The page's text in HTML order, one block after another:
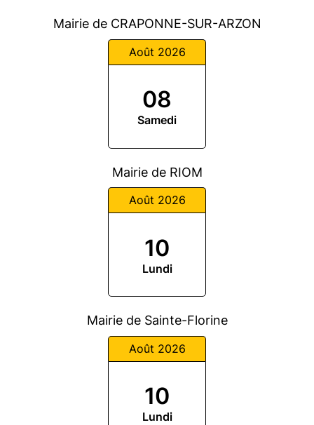
Mairie de CRAPONNE-SUR-ARZON
Août 2026
08
Samedi
Mairie de RIOM
Août 2026
10
Lundi
Mairie de Sainte-Florine
Août 2026
10
Lundi